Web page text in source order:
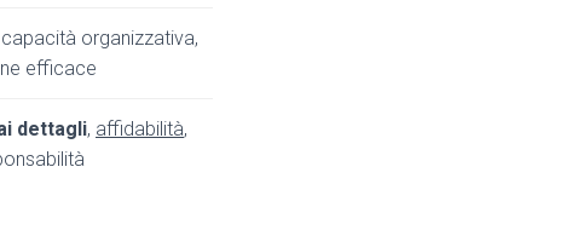
capacità organizzativa,
efficace
dettagli, affidabilità,